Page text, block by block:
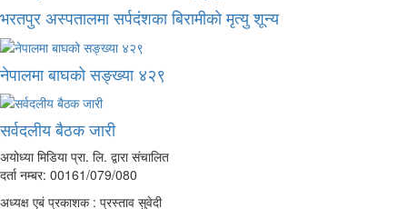
भरतपुर अस्पतालमा सर्पदंशका बिरामीको मृत्यु शून्य
नेपालमा बाघको सङ्ख्या ४२९
सर्वदलीय बैठक जारी
अयोध्या मिडिया प्रा. लि. द्वारा संचालित
दर्ता नम्बर: 00161/079/080
अध्यक्ष एबं प्रकाशक : प्रस्ताव सुवेदी